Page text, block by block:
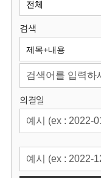
원
회
검색
의결일